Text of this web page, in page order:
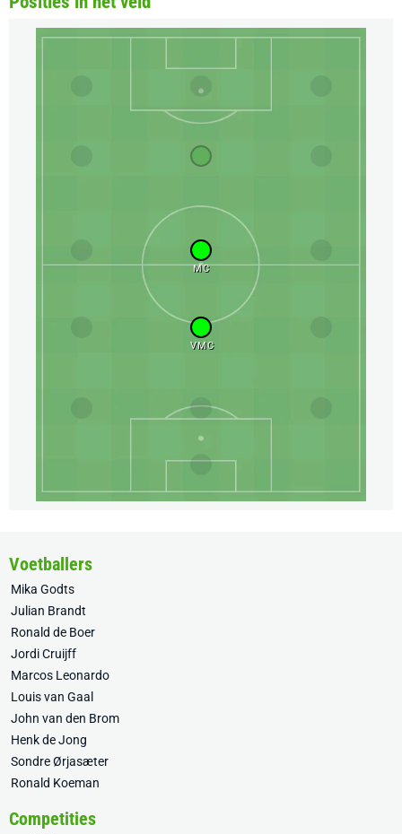
MC
VMC
Voetballers
Mika Godts
Julian Brandt
Ronald de Boer
Jordi Cruijff
Marcos Leonardo
Louis van Gaal
John van den Brom
Henk de Jong
Sondre Ørjasæter
Ronald Koeman
Competities